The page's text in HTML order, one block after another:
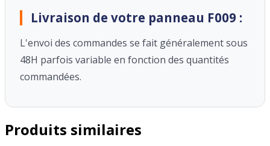
Livraison de votre panneau F009 :
L'envoi des commandes se fait généralement sous
48H parfois variable en fonction des quantités
commandées.
Produits similaires